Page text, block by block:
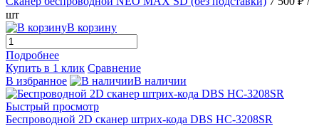
шт
В корзину
Подробнее
Купить в 1 клик Сравнение
В избранное
В наличии
Быстрый просмотр
Беспроводной 2D сканер штрих-кода DBS HC-3208SR